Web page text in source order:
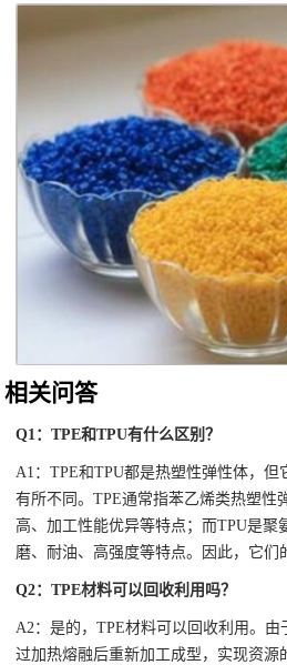
相关问答
Q1：TPE和TPU有什么区别？
A1：TPE和TPU都是热塑性弹性体，但
有所不同。TPE通常指苯乙烯类热塑性
高、加工性能优异等特点；而TPU是聚
磨、耐油、高强度等特点。因此，它们
Q2：TPE材料可以回收利用吗？
A2：是的，TPE材料可以回收利用。
过加热熔融后重新加工成型，实现资源